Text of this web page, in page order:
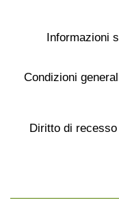
Informazioni
Condizioni
Diritto di recesso